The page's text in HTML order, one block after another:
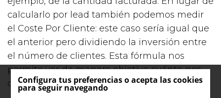
Configura tus preferencias o acepta las cookies
para seguir navegando
calcularlo por lead también podemos medir
el Coste Por Cliente: este caso sería igual que
el anterior pero dividiendo la inversión entre
el número de clientes. Esta fórmula nos
permite ver de manera objetiva cuánto nos
cuesta adquirir cada cliente.